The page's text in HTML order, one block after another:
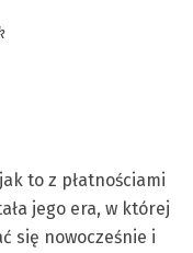
to z płatnościami
jego era, w której
się nowocześnie i